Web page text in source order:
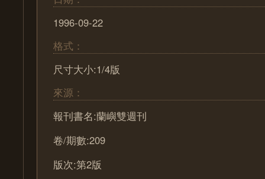
1996-09-22
格式：
尺寸大小:1/4版
來源：
報刊書名:蘭嶼雙週刊
卷/期數:209
版次:第2版